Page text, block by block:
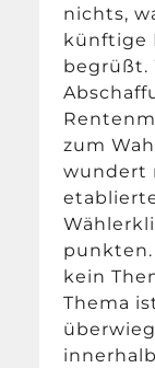
nichts,
künftige
begrüßt.
zum
wundert
kein
Thema